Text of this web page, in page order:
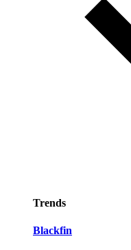
Trends
Blackfin